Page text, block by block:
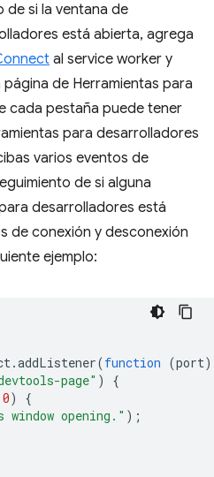
de si la ventana de
está abierta, agrega
al service worker y
página de Herramientas para
cada pestaña puede tener
para desarrolladores
varios eventos de
de si alguna
desarrolladores está
de conexión y desconexión
ejemplo:
.addListener(function (port)
page" )
{
0)
{
window opening." );